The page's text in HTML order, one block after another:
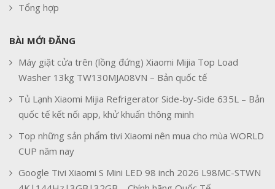
Tổng hợp
BÀI MỚI ĐĂNG
Máy giặt cửa trên (lồng đứng) Xiaomi Mijia Top Load
Washer 13kg TW130MJA08VN – Bản quốc tế
Tủ Lạnh Xiaomi Mijia Refrigerator Side-by-Side 635L – Bản
quốc tế kết nối app, khử khuẩn thông minh
Top những sản phẩm tivi Xiaomi nên mua cho mùa WORLD
CUP năm nay
Google Tivi Xiaomi S Mini LED 98 inch 2026 L98MC-STWN